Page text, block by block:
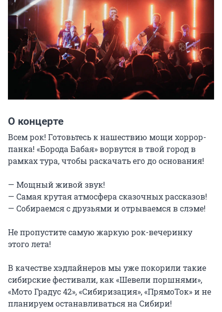
О концерте
Всем рок! Готовьтесь к нашествию мощи хоррор-
панка! «Борода Бабая» ворвутся в твой город в
рамках тура, чтобы раскачать его до основания!
— Мощный живой звук!
— Самая крутая атмосфера сказочных рассказов!
— Собираемся с друзьями и отрываемся в слэме!
Не пропустите самую жаркую рок-вечеринку
этого лета!
В качестве хэдлайнеров мы уже покорили такие
сибирские фестивали, как «Шевели поршнями»,
«Мото Градус 42», «Сибиризация», «ПрямоТок» и не
планируем останавливаться на Сибири!